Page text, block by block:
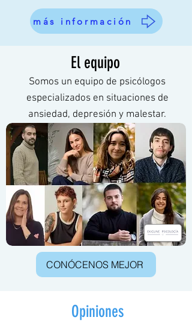
más información
El equipo
Somos un equipo de psicólogos
especializados en situaciones de
ansiedad, depresión y malestar.
CONÓCENOS MEJOR
Opiniones